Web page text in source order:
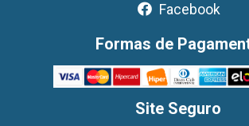
Facebook
Formas de
Site Seguro